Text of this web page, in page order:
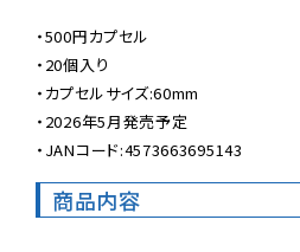
・500円カプセル
・20個入り
・カプセルサイズ:60mm
・2026年5月発売予定
・JANコード:4573663695143
商品内容